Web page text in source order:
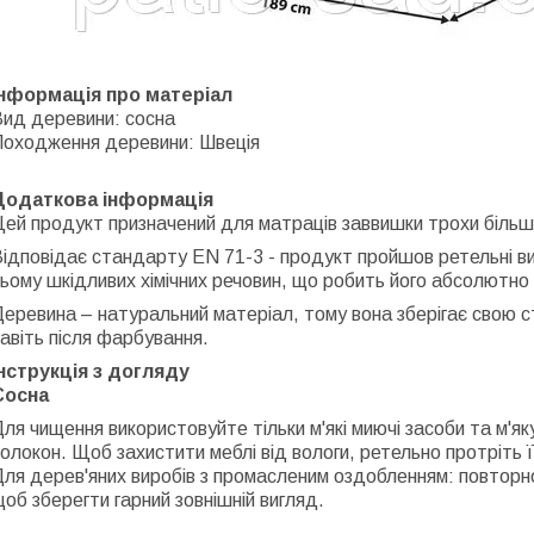
про матеріал
деревини: сосна
деревини: Швеція
інформація
Цей продукт призначений для матраців заввишки трохи
стандарту EN 71-3 - продукт пройшов ретельні
шкідливих хімічних речовин, що робить його
– натуральний матеріал, тому вона зберігає свою
після фарбування.
з догляду
чищення використовуйте тільки м'які миючі засоби та
Щоб захистити меблі від вологи, ретельно протріть
дерев'яних виробів з промасленим оздобленням:
зберегти гарний зовнішній вигляд.